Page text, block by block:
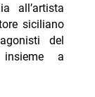
all’artista
siciliano
del
a